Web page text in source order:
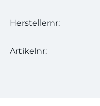
Herstellernr:
Artikelnr: